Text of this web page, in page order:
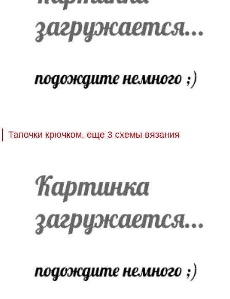
Тапочки крючком, еще 3 схемы вязания